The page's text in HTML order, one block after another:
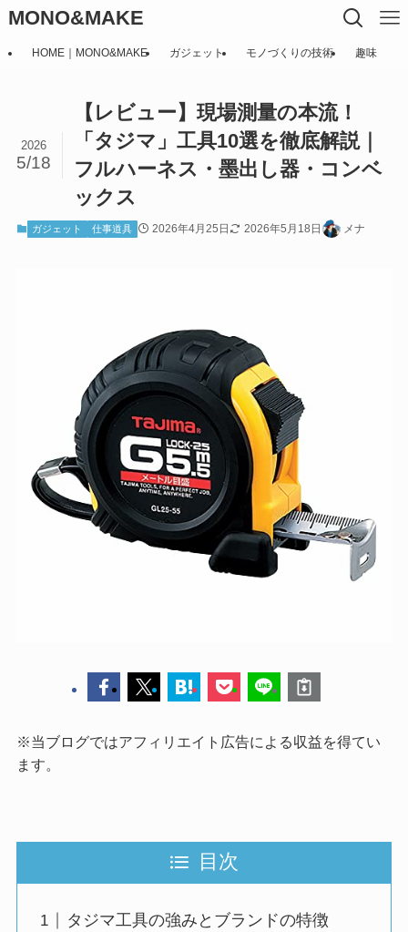
MONO&MAKE
HOME｜MONO&MAKE ガジェット モノづくりの技術 趣味
【レビュー】現場測量の本流！
「タジマ」工具10選を徹底解説｜
フルハーネス・墨出し器・コンベ
ックス
2026
5/18
ガジェット 仕事道具 2026年4月25日 2026年5月18日 メナ
※当ブログではアフィリエイト広告による収益を得てい
ます。
目次
タジマ工具の強みとブランドの特徴